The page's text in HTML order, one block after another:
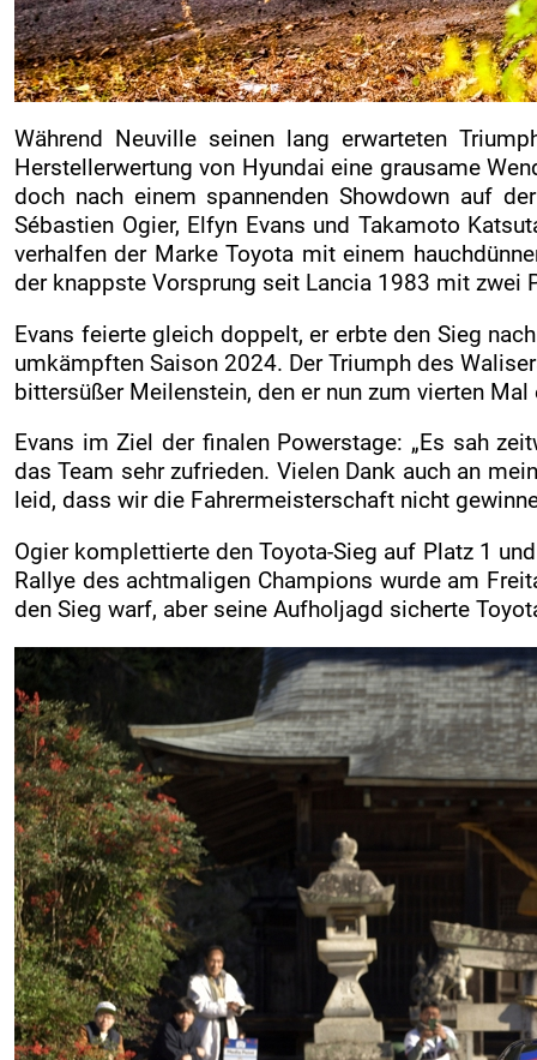
Während Neuville seinen lang erwarteten
Herstellerwertung von Hyundai eine grausame
doch nach einem spannenden Showdown auf
Sébastien Ogier, Elfyn Evans und Takamoto
verhalfen der Marke Toyota mit einem
der knappste Vorsprung seit Lancia 1983 mit zwei
Evans feierte gleich doppelt, er erbte den Sieg
umkämpften Saison 2024. Der Triumph des
bittersüßer Meilenstein, den er nun zum vierten Mal
Evans im Ziel der finalen Powerstage: „Es sah
das Team sehr zufrieden. Vielen Dank auch an
leid, dass wir die Fahrermeisterschaft nicht
Ogier komplettierte den Toyota-Sieg auf Platz 1
Rallye des achtmaligen Champions wurde am
den Sieg warf, aber seine Aufholjagd sicherte